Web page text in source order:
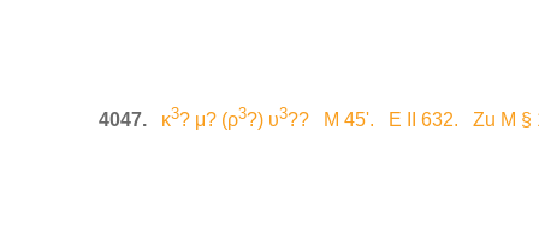
4047. κ3? μ? (ρ3?) υ3?? M 45'. E II 632. Zu M §